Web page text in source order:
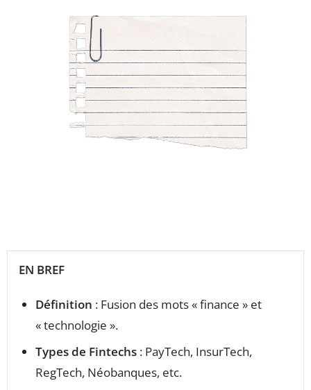
EN BREF
Définition : Fusion des mots « finance » et
« technologie ».
Types de Fintechs : PayTech, InsurTech,
RegTech, Néobanques, etc.